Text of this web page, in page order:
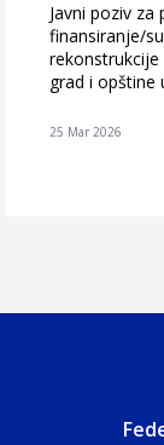
Javni poziv
finansiranje/
grad i opštine
25 Mar 2026